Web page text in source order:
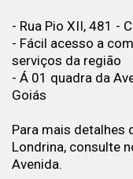
- Rua Pio XII, 481 -
- Fácil acesso a
serviços da região
- Á 01 quadra da
Goiás
Para mais detalhes
Londrina, consulte
Avenida.